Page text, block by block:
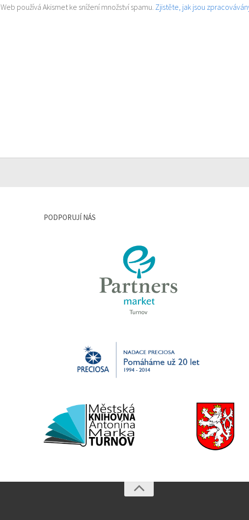
Web používá Akismet ke snížení množství spamu. Zjistěte, jak jsou
PODPORUJÍ NÁS